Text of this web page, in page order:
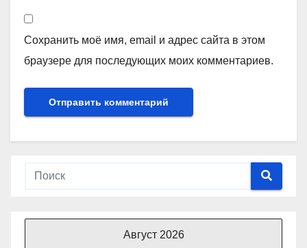
Сохранить моё имя, email и адрес сайта в этом
браузере для последующих моих комментариев.
Август 2026